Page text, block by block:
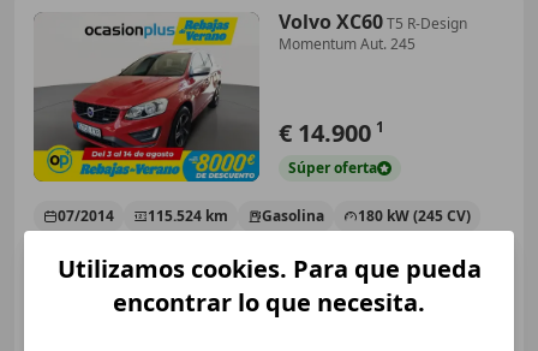
Volvo XC60T5 R-Design
Momentum Aut. 245
€ 14.900 1
Súperoferta
07/2014 115.524 km Gasolina 180 kW (245 CV)
Utilizamos cookies. Para que pueda
encontrar lo que necesita.